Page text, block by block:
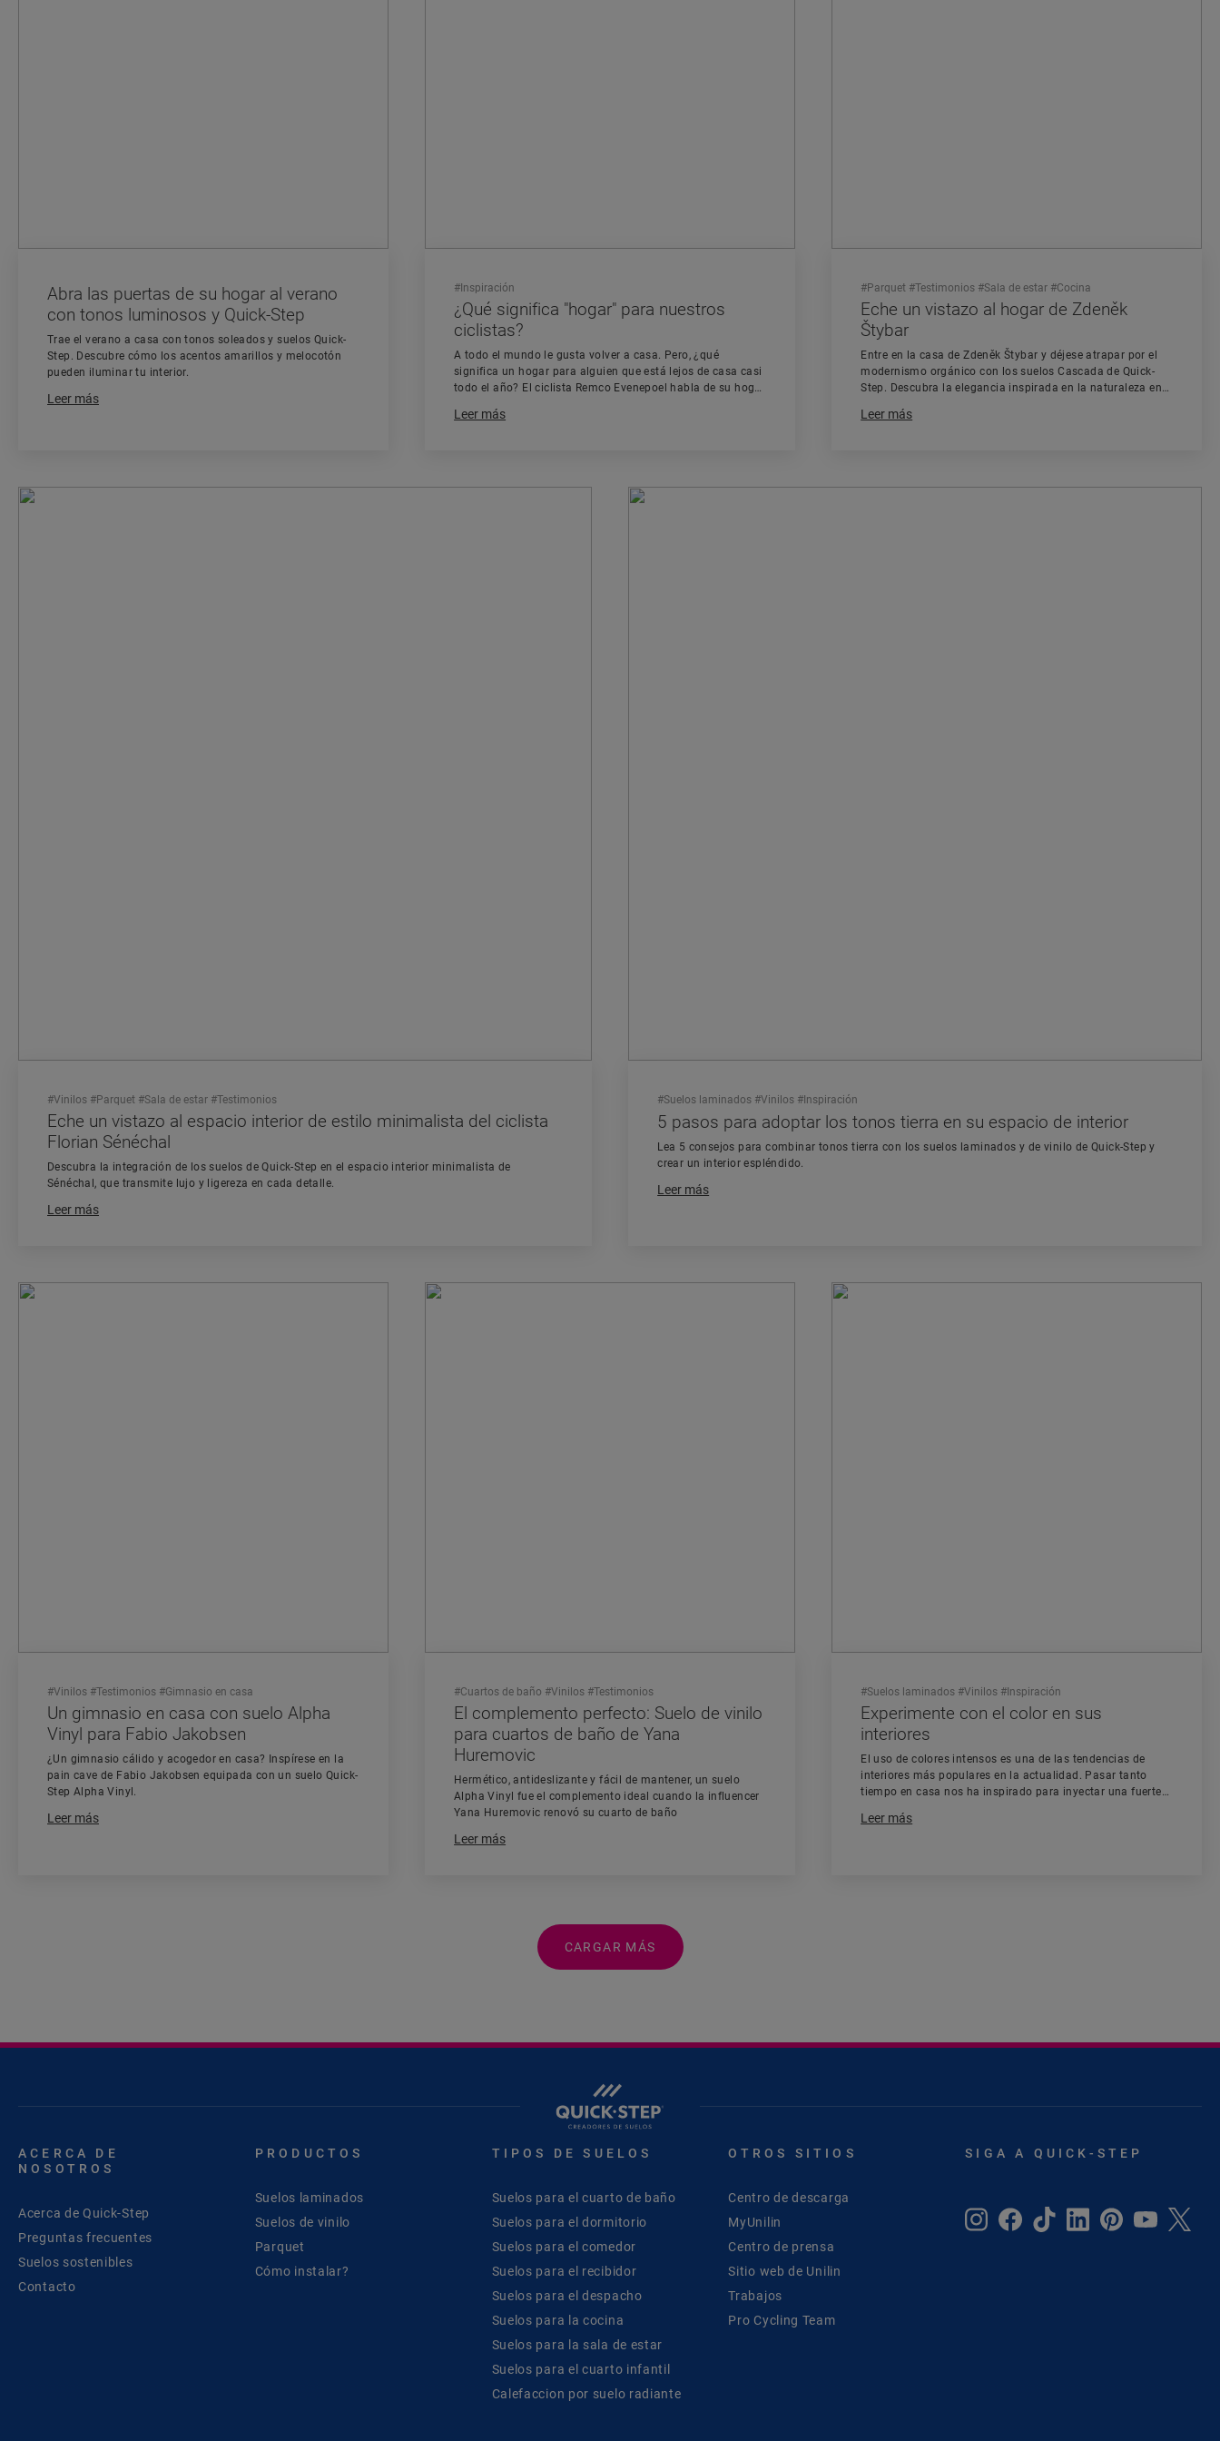
Abra las puertas de su hogar al verano
con tonos luminosos y Quick-Step
Trae el verano a casa con tonos soleados y suelos Quick-
Step. Descubre cómo los acentos amarillos y melocotón
pueden iluminar tu interior.
Leer más
¿Qué significa "hogar" para nuestros
ciclistas?
A todo el mundo le gusta volver a casa. Pero, ¿qué
significa un hogar para alguien que está lejos de casa casi
todo el año? El ciclista Remco Evenepoel habla de su hogar
Leer más
#Inspiración
Eche un vistazo al hogar de Zdeněk
Štybar
Entre en la casa de Zdeněk Štybar y déjese atrapar por el
modernismo orgánico con los suelos Cascada de Quick-
Step. Descubra la elegancia inspirada en la naturaleza en
Leer más
#Parquet #Testimonios #Sala de estar #Cocina
Eche un vistazo al espacio interior de estilo minimalista del ciclista
Florian Sénéchal
Descubra la integración de los suelos de Quick-Step en el espacio interior minimalista de
Sénéchal, que transmite lujo y ligereza en cada detalle.
Leer más
#Vinilos #Parquet #Sala de estar #Testimonios
5 pasos para adoptar los tonos tierra en su espacio de interior
Lea 5 consejos para combinar tonos tierra con los suelos laminados y de vinilo de Quick-Step y
crear un interior espléndido.
Leer más
#Suelos laminados #Vinilos #Inspiración
Un gimnasio en casa con suelo Alpha
Vinyl para Fabio Jakobsen
¿Un gimnasio cálido y acogedor en casa? Inspírese en la
pain cave de Fabio Jakobsen equipada con un suelo Quick-
Step Alpha Vinyl.
Leer más
#Vinilos #Testimonios #Gimnasio en casa
El complemento perfecto: Suelo de vinilo
para cuartos de baño de Yana
Huremovic
Hermético, antideslizante y fácil de mantener, un suelo
Alpha Vinyl fue el complemento ideal cuando la influencer
Yana Huremovic renovó su cuarto de baño
Leer más
#Cuartos de baño #Vinilos #Testimonios
Experimente con el color en sus
interiores
El uso de colores intensos es una de las tendencias de
interiores más populares en la actualidad. Pasar tanto
tiempo en casa nos ha inspirado para inyectar una fuerte
consejos para dar más color a sus interiores.
Leer más
#Suelos laminados #Vinilos # Inspiración
CARGAR MÁS
ACERCA DE
NOSOTROS
Acerca de Quick-Step
Preguntas frecuentes
Suelos sostenibles
Contacto
PRODUCTOS
Suelos laminados
Suelos de vinilo
Parquet
Cómo instalar?
TIPOS DE SUELOS
Suelos para el cuarto de baño
Suelos para el dormitorio
Suelos para el comedor
Suelos para el recibidor
Suelos para el despacho
Suelos para la cocina
Suelos para la sala de estar
Suelos para el cuarto infantil
Calefaccion por suelo radiante
OTROS SITIOS
Centro de descarga
MyUnilin
Centro de prensa
Sitio web de Unilin
Trabajos
Pro Cycling Team
SIGA A QUICK-STEP